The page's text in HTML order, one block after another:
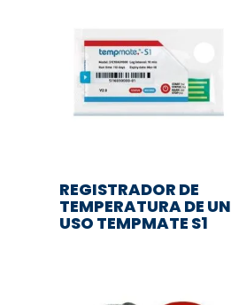
REGISTRADOR DE
TEMPERATURA DE UN
USO TEMPMATE S1